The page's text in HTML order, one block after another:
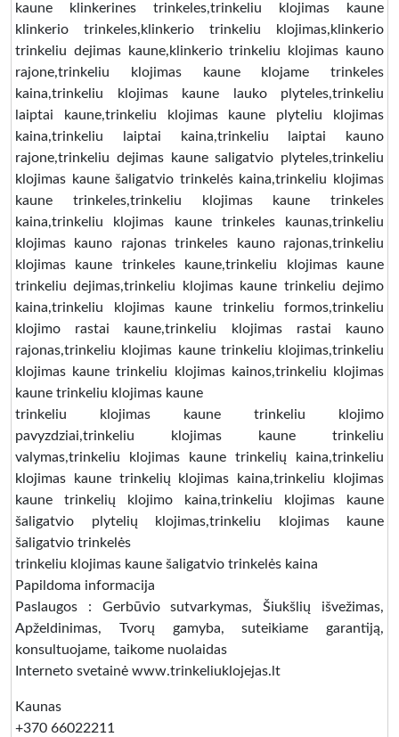
kaune klinkerines trinkeles,trinkeliu klojimas kaune
klinkerio trinkeles,klinkerio trinkeliu klojimas,klinkerio
trinkeliu dejimas kaune,klinkerio trinkeliu klojimas kauno
rajone,trinkeliu klojimas kaune klojame trinkeles
kaina,trinkeliu klojimas kaune lauko plyteles,trinkeliu
laiptai kaune,trinkeliu klojimas kaune plyteliu klojimas
kaina,trinkeliu laiptai kaina,trinkeliu laiptai kauno
rajone,trinkeliu dejimas kaune saligatvio plyteles,trinkeliu
klojimas kaune šaligatvio trinkelės kaina,trinkeliu klojimas
kaune trinkeles,trinkeliu klojimas kaune trinkeles
kaina,trinkeliu klojimas kaune trinkeles kaunas,trinkeliu
klojimas kauno rajonas trinkeles kauno rajonas,trinkeliu
klojimas kaune trinkeles kaune,trinkeliu klojimas kaune
trinkeliu dejimas,trinkeliu klojimas kaune trinkeliu dejimo
kaina,trinkeliu klojimas kaune trinkeliu formos,trinkeliu
klojimo rastai kaune,trinkeliu klojimas rastai kauno
rajonas,trinkeliu klojimas kaune trinkeliu klojimas,trinkeliu
klojimas kaune trinkeliu klojimas kainos,trinkeliu klojimas
kaune trinkeliu klojimas kaune
trinkeliu klojimas kaune trinkeliu klojimo
pavyzdziai,trinkeliu klojimas kaune trinkeliu
valymas,trinkeliu klojimas kaune trinkelių kaina,trinkeliu
klojimas kaune trinkelių klojimas kaina,trinkeliu klojimas
kaune trinkelių klojimo kaina,trinkeliu klojimas kaune
šaligatvio plytelių klojimas,trinkeliu klojimas kaune
šaligatvio trinkelės
trinkeliu klojimas kaune šaligatvio trinkelės kaina
Papildoma informacija
Paslaugos : Gerbūvio sutvarkymas, Šiukšlių išvežimas,
Apželdinimas, Tvorų gamyba, suteikiame garantiją,
konsultuojame, taikome nuolaidas
Interneto svetainė www.trinkeliuklojejas.lt
Kaunas
+370 66022211